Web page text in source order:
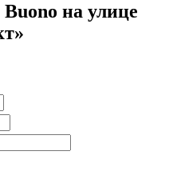
на улице